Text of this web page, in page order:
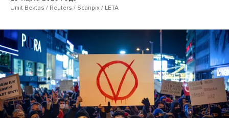
Umit Bektas / Reuters / Scanpix / LETA